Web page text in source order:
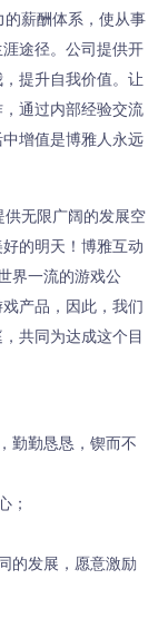
薪酬体系，使从事
途径。公司提供开
提升自我价值。让
通过内部经验交流
增值是博雅人永远
无限广阔的发展空
的明天！博雅互动
界一流的游戏公
产品，因此，我们
共同为达成这个目
勤勤恳恳，锲而不
；
的发展，愿意激励